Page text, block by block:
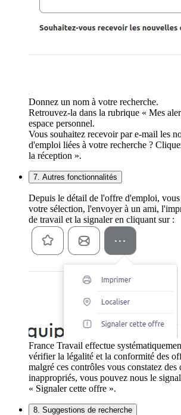
Donnez un nom à votre recherche.
Retrouvez-la dans la rubrique « Mes
espace personnel.
Vous souhaitez recevoir par e-mail les
d'emploi liées à votre recherche ?
la réception ».
7. Autres fonctionnalités
Depuis le détail de l'offre d'emploi,
votre sélection, l'envoyer à un ami,
de travail et la signaler en cliquant sur :
France Travail effectue
vérifier la légalité et la conformité des
malgré ces contrôles vous constatez des
inappropriés, vous pouvez nous le
« Signaler cette offre ».
8. Suggestions de recherche